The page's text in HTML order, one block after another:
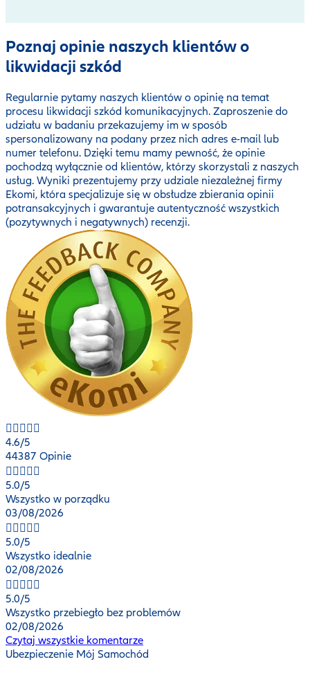
Poznaj opinie naszych klientów o
likwidacji szkód
Regularnie pytamy naszych klientów o opinię na temat
procesu likwidacji szkód komunikacyjnych. Zaproszenie do
udziału w badaniu przekazujemy im w sposób
spersonalizowany na podany przez nich adres e-mail lub
numer telefonu. Dzięki temu mamy pewność, że opinie
pochodzą wyłącznie od klientów, którzy skorzystali z naszych
usług. Wyniki prezentujemy przy udziale niezależnej firmy
Ekomi, która specjalizuje się w obsłudze zbierania opinii
potransakcyjnych i gwarantuje autentyczność wszystkich
(pozytywnych i negatywnych) recenzji.
4.6/5
44387 Opinie
5.0/5
Wszystko w porządku
03/08/2026
5.0/5
Wszystko idealnie
02/08/2026
5.0/5
Wszystko przebiegło bez problemów
02/08/2026
Czytaj wszystkie komentarze
Ubezpieczenie Mój Samochód